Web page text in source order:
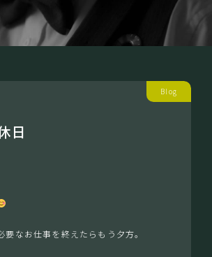
Blog
日
要なお仕事を終えたらもう夕方。